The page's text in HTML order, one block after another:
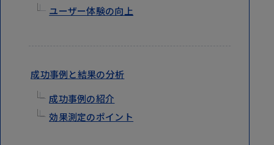
ユーザー体験の向上
成功事例と結果の分析
成功事例の紹介
効果測定のポイント